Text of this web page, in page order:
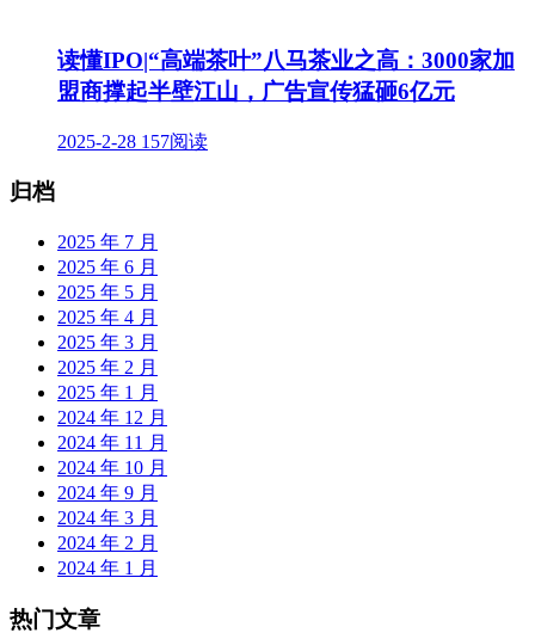
读懂IPO|“高端茶叶”八马茶业之高：3000家加
盟商撑起半壁江山，广告宣传猛砸6亿元
2025-2-28 157阅读
归档
2025 年 7 月
2025 年 6 月
2025 年 5 月
2025 年 4 月
2025 年 3 月
2025 年 2 月
2025 年 1 月
2024 年 12 月
2024 年 11 月
2024 年 10 月
2024 年 9 月
2024 年 3 月
2024 年 2 月
2024 年 1 月
热门文章